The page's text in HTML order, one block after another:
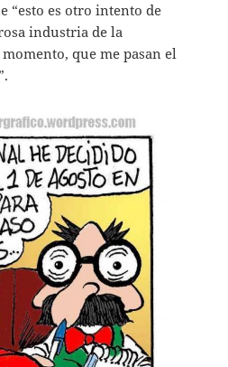
“esto es otro intento de
industria de la
que me pasan el